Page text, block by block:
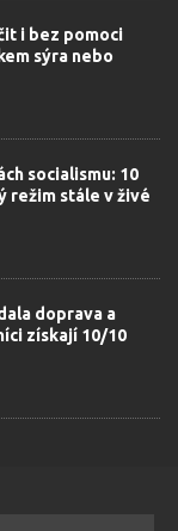
i bez pomoci
sýra nebo
socialismu: 10
režim stále v živé
doprava a
získají 10/10